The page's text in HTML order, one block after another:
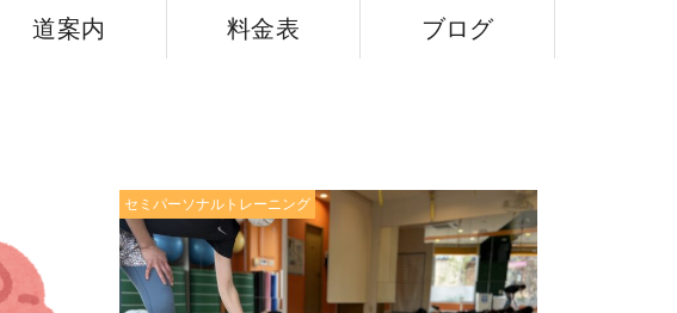
道案内 料金表 ブログ
セミパーソナルトレーニング